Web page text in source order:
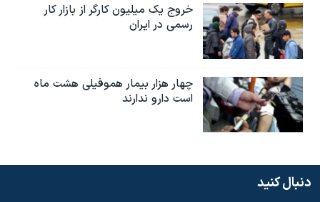
خروج یک میلیون کارگر از بازار کار
رسمی در ایران
چهار هزار بیمار هموفیلی هشت ماه
است دارو ندارند
دنبال کنید